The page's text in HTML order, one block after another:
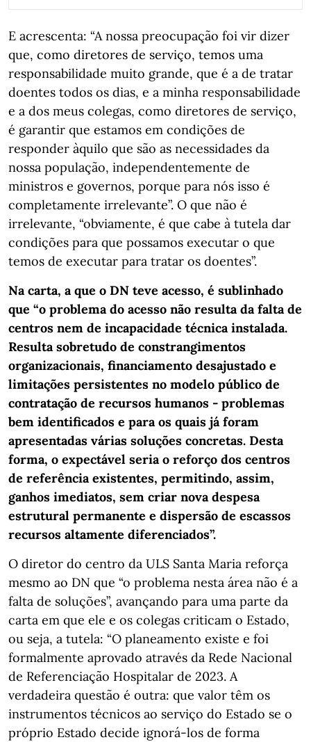
E acrescenta: “A nossa preocupação foi vir dizer
que, como diretores de serviço, temos uma
responsabilidade muito grande, que é a de tratar
doentes todos os dias, e a minha responsabilidade
e a dos meus colegas, como diretores de serviço,
é garantir que estamos em condições de
responder àquilo que são as necessidades da
nossa população, independentemente de
ministros e governos, porque para nós isso é
completamente irrelevante”. O que não é
irrelevante, “obviamente, é que cabe à tutela dar
condições para que possamos executar o que
temos de executar para tratar os doentes”.
Na carta, a que o DN teve acesso, é sublinhado
que “o problema do acesso não resulta da falta de
centros nem de incapacidade técnica instalada.
Resulta sobretudo de constrangimentos
organizacionais, financiamento desajustado e
limitações persistentes no modelo público de
contratação de recursos humanos - problemas
bem identificados e para os quais já foram
apresentadas várias soluções concretas. Desta
forma, o expectável seria o reforço dos centros
de referência existentes, permitindo, assim,
ganhos imediatos, sem criar nova despesa
estrutural permanente e dispersão de escassos
recursos altamente diferenciados”.
O diretor do centro da ULS Santa Maria reforça
mesmo ao DN que “o problema nesta área não é a
falta de soluções”, avançando para uma parte da
carta em que ele e os colegas criticam o Estado,
ou seja, a tutela: “O planeamento existe e foi
formalmente aprovado através da Rede Nacional
de Referenciação Hospitalar de 2023. A
verdadeira questão é outra: que valor têm os
instrumentos técnicos ao serviço do Estado se o
próprio Estado decide ignorá-los de forma